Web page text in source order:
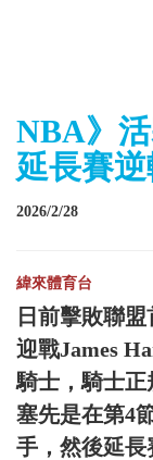
NBA》
延長賽
2026/2/28
緯來體育台
日前擊敗聯
迎戰James
騎士，騎士
塞先是在第4
手，然後延長